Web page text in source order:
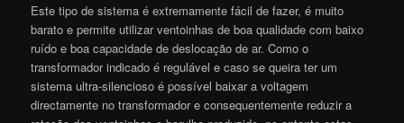
Este tipo de sistema é extremamente fácil de fazer, é muito
barato e permite utilizar ventoinhas de boa qualidade com baixo
ruído e boa capacidade de deslocação de ar. Como o
transformador indicado é regulável e caso se queira ter um
sistema ultra-silencioso é possível baixar a voltagem
directamente no transformador e consequentemente reduzir a